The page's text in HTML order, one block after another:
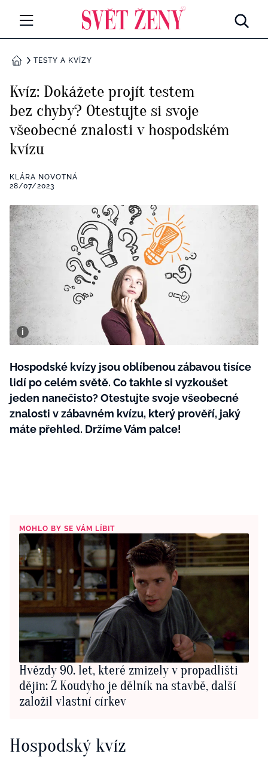
Všechny kategorie
Rozhovory
RETROHUBKY
PSYCHOLOGIE
Seberozvoj
ZDRAVÍ
Životní styl
ZÁBAVA
Všechny kategorie
Testy a kvízy
BYDLENÍ
Všechny kategorie
Tvoření
BurdaMedia
Extra
SVĚT ŽENY - 599 KČ
ROČNÍ PŘEDPLATNÉ SVĚT ŽENY +
SADA PRODUKTŮ MANA (10 ks)
DOMŮTESTY A KVÍZY
Kvíz: Dokážete projít testem
bez chyby? Otestujte si svoje
všeobecné znalosti v hospodském
kvízu
KLÁRA NOVOTNÁ
28/07/2023
Hospodské kvízy jsou oblíbenou zábavou tisíce
lidí po celém světě. Co takhle si vyzkoušet
jeden nanečisto? Otestujte svoje všeobecné
znalosti v zábavném kvízu, který prověří, jaký
máte přehled. Držíme Vám palce!
MOHLO BY SE VÁM LÍBIT
Hvězdy 90. let, které zmizely v propadlišti
dějin: Z Koudyho je dělník na stavbě, další
založil vlastní církev
Hospodský kvíz